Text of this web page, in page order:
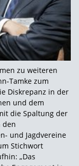
zu weiteren
Tamke zum
Diskrepanz in der
und dem
die Spaltung der
den
und Jagdvereine
Stichwort
„Das